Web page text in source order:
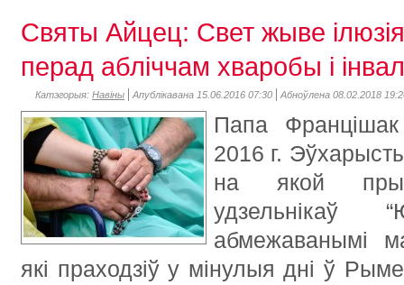
Святы Айцец: Свет жыве
перад абліччам хваробы і
Катэгорыя: Навіны Апублікавана 15.06.2016 07:30 Абноўлена 08.02.2018
Папа
2016 г.
на якой
абмежаванымі
які праходзіў у мінулыя дні ў